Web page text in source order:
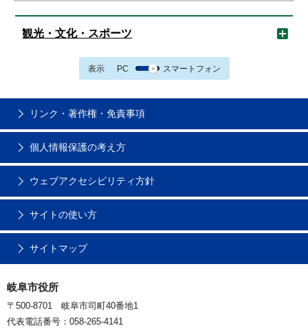
観光・文化・スポーツ
表示 PC スマートフォン
リンク・著作権・免責事項
個人情報保護の考え方
ウェブアクセシビリティ方針
サイトの使い方
サイトマップ
岐阜市役所
〒500-8701 岐阜市司町40番地1
代表電話番号：058-265-4141